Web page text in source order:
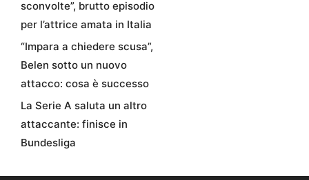
sconvolte”, brutto episodio
per l’attrice amata in Italia
“Impara a chiedere scusa”,
Belen sotto un nuovo
attacco: cosa è successo
La Serie A saluta un altro
attaccante: finisce in
Bundesliga